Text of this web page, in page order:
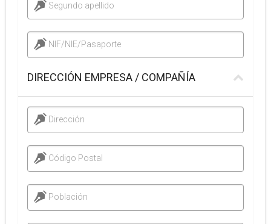
Segundo apellido
NIF/NIE/Pasaporte
DIRECCIÓN EMPRESA / COMPAÑÍA
Dirección
Código Postal
Población